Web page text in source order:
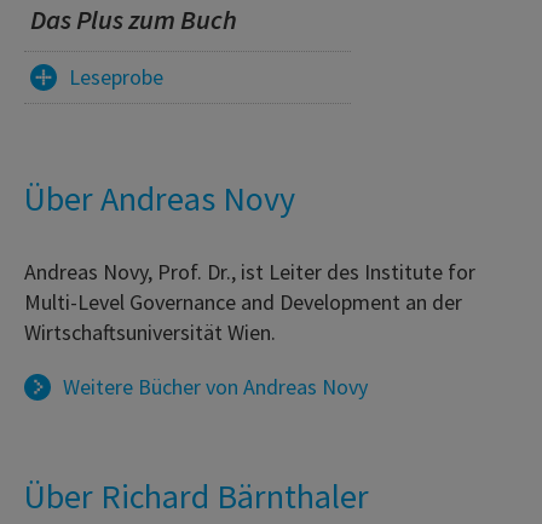
Das Plus zum Buch
Leseprobe
Über Andreas Novy
Andreas Novy, Prof. Dr., ist Leiter des Institute for
Multi-Level Governance and Development an der
Wirtschaftsuniversität Wien.
Weitere Bücher von Andreas Novy
Über Richard Bärnthaler